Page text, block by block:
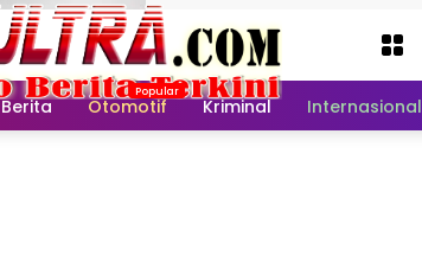
Berita Otomotif Kriminal Internasional